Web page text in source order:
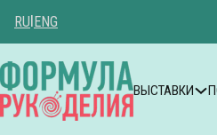
RU|ENG
ВЫСТАВКИ